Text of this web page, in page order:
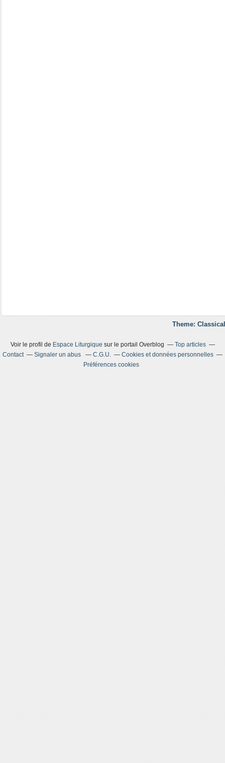
Theme:
Voir le profil de Espace Liturgiquesur le portail Overblog
Top articles
Contact
Signaler un abus C.G.U.
Cookies et données personnelles
Préférences cookies